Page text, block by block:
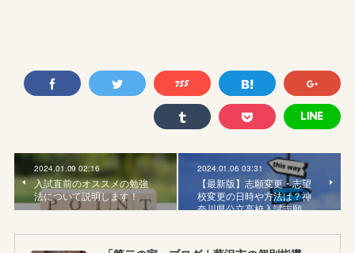
2024.01.09 02:16
入試直前のオススメの勉強
法について説明します！
2024.01.06 03:31
【最新版】志願変更・志望
校変更の日時や方法は？神
奈川県公立高校入試志願…